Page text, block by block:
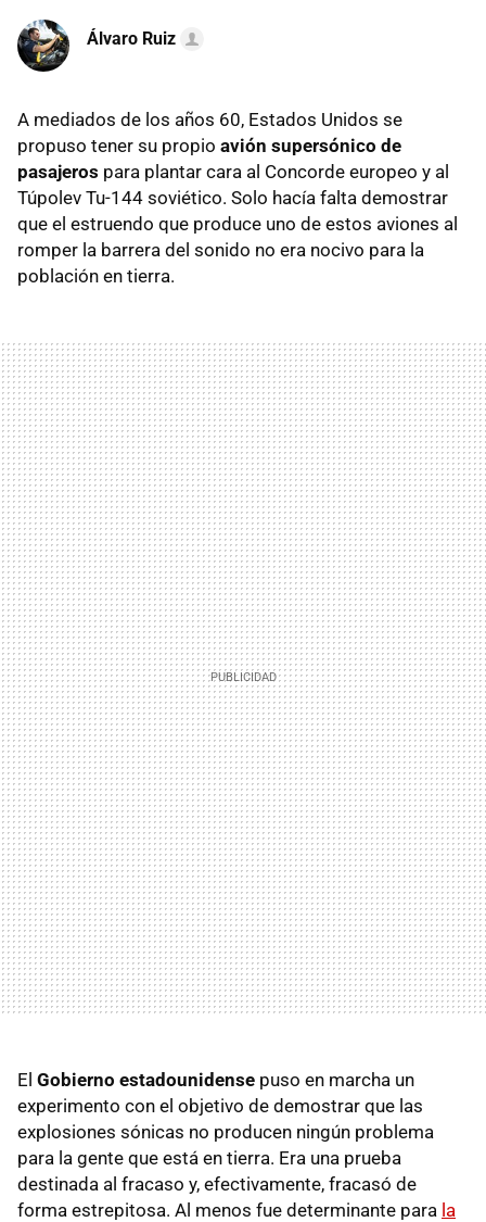
Álvaro Ruiz
A mediados de los años 60, Estados Unidos se
propuso tener su propio avión supersónico de
pasajeros para plantar cara al Concorde europeo y al
Túpolev Tu-144 soviético. Solo hacía falta demostrar
que el estruendo que produce uno de estos aviones al
romper la barrera del sonido no era nocivo para la
población en tierra.
El Gobierno estadounidense puso en marcha un
experimento con el objetivo de demostrar que las
explosiones sónicas no producen ningún problema
para la gente que está en tierra. Era una prueba
destinada al fracaso y, efectivamente, fracasó de
forma estrepitosa. Al menos fue determinante para la